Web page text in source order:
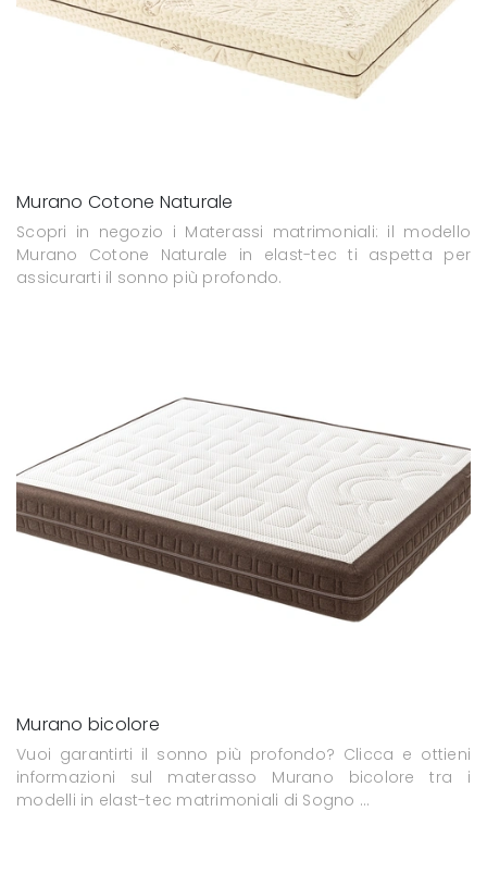
Murano Cotone Naturale
Scopri in negozio i Materassi matrimoniali: il modello
Murano Cotone Naturale in elast-tec ti aspetta per
assicurarti il sonno più profondo.
Murano bicolore
Vuoi garantirti il sonno più profondo? Clicca e ottieni
informazioni sul materasso Murano bicolore tra i
modelli in elast-tec matrimoniali di Sogno ...